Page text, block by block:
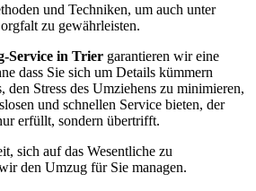
und Techniken, um auch unter
zu gewährleisten.
Service in Trier garantieren wir eine
dass Sie sich um Details kümmern
den Stress des Umziehens zu minimieren,
und schnellen Service bieten, der
erfüllt, sondern übertrifft.
sich auf das Wesentliche zu
den Umzug für Sie managen.